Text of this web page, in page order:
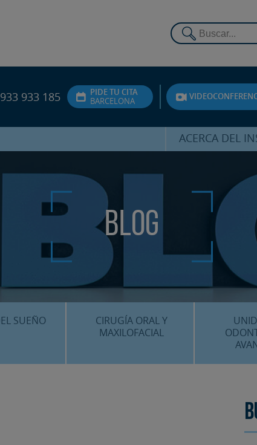
933 933 185
PIDE TU CITA
BARCELONA
ACERCA DEL
EQUIPO
ATENCIÓN
UNIDAD DE
SERVICIOS
CENTRO
Blog
SUEÑO
CIRUGÍA ORAL Y
MAXILOFACIAL
OTROS